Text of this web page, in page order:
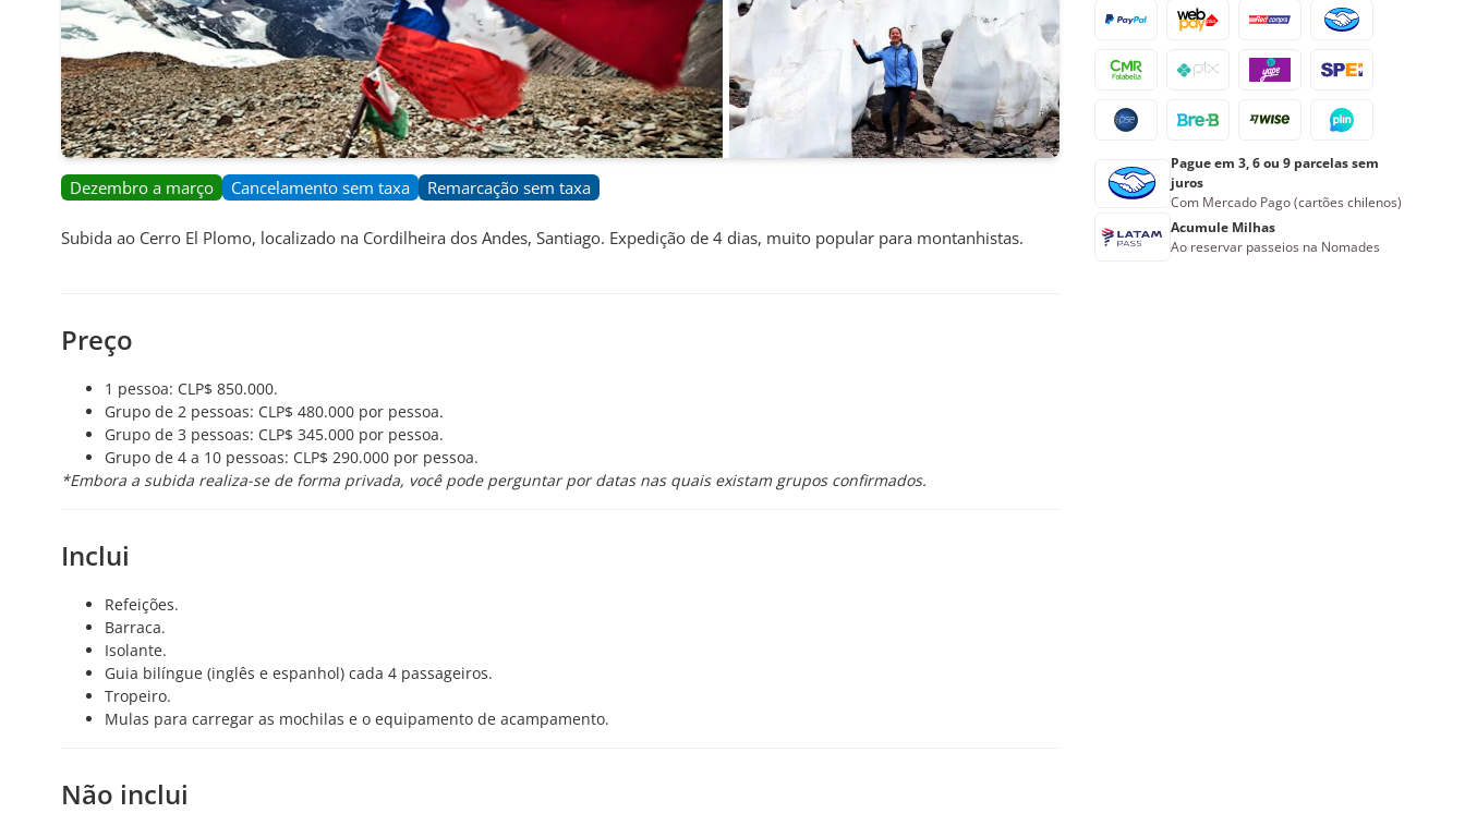
Dezembro a março Cancelamento sem taxa Remarcação sem taxa
Subida ao Cerro El Plomo, localizado na Cordilheira dos Andes, Santiago. Expedição de 4 dias, muito popular para montanhistas.
Preço
1 pessoa: CLP$ 850.000.
Grupo de 2 pessoas: CLP$ 480.000 por pessoa.
Grupo de 3 pessoas: CLP$ 345.000 por pessoa.
Grupo de 4 a 10 pessoas: CLP$ 290.000 por pessoa.
*Embora a subida realiza-se de forma privada, você pode perguntar por datas nas quais existam grupos confirmados.
Inclui
Refeições.
Barraca.
Isolante.
Guia bilíngue (inglês e espanhol) cada 4 passageiros.
Tropeiro.
Mulas para carregar as mochilas e o equipamento de acampamento.
Não inclui
Pague em 3, 6 ou 9 parcelas sem
juros
Com Mercado Pago (cartões chilenos)
Acumule Milhas
Ao reservar passeios na Nomades